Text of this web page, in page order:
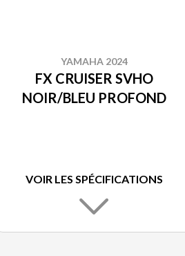
YAMAHA 2024
FX CRUISER SVHO
NOIR/BLEU PROFOND
VOIR LES SPÉCIFICATIONS